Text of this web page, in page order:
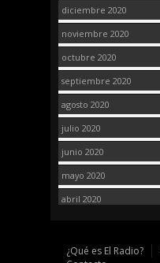
diciembre 2020
noviembre 2020
octubre 2020
septiembre 2020
agosto 2020
julio 2020
junio 2020
mayo 2020
abril 2020
¿Qué es El Radio?